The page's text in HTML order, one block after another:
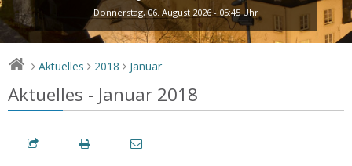
Donnerstag, 06. August 2026 - 05:45 Uhr
> Aktuelles > 2018 > Januar
Aktuelles - Januar 2018